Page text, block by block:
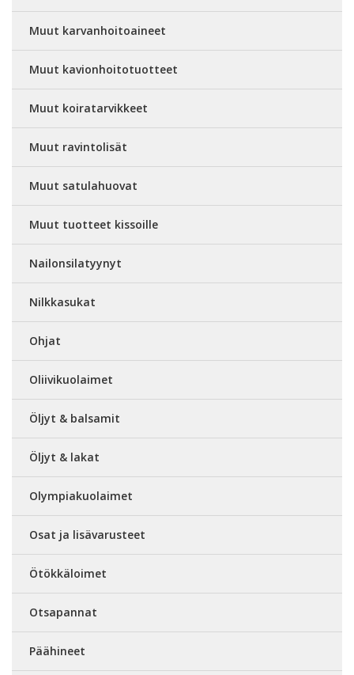
Muut karvanhoitoaineet
Muut kavionhoitotuotteet
Muut koiratarvikkeet
Muut ravintolisät
Muut satulahuovat
Muut tuotteet kissoille
Nailonsilatyynyt
Nilkkasukat
Ohjat
Oliivikuolaimet
Öljyt & balsamit
Öljyt & lakat
Olympiakuolaimet
Osat ja lisävarusteet
Ötökkäloimet
Otsapannat
Päähineet